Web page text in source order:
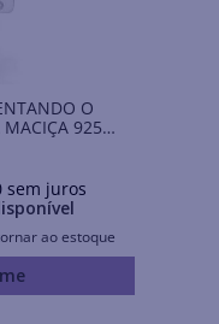
O
MACIÇA 925
sem juros
ao estoque